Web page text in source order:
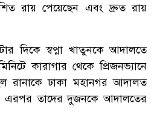
রায় পেয়েছেন এবং দ্রুত রায়
দিকে স্বপ্না খাতুনকে আদালতে
কারাগার থেকে প্রিজনভ্যানে
রানাকে ঢাকা মহানগর আদালত
এরপর তাদের দুজনকে আদালতের